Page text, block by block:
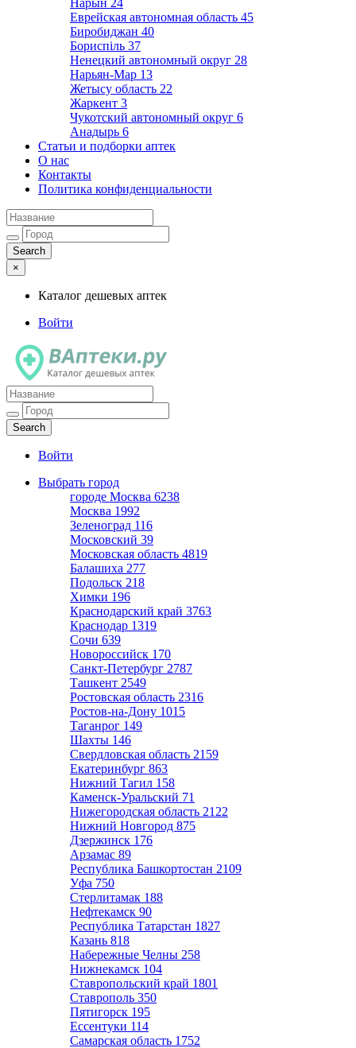
Нарын 24
Еврейская автономная область 45
Биробиджан 40
Бориспіль 37
Ненецкий автономный округ 28
Нарьян-Мар 13
Жетысу область 22
Жаркент 3
Чукотский автономный округ 6
Анадырь 6
Статьи и подборки аптек
О нас
Контакты
Политика конфиденциальности
×
Каталог дешевых аптек
Войти
Каталог дешевых аптек
Войти
Выбрать город
городе Москва 6238
Москва 1992
Зеленоград 116
Московский 39
Московская область 4819
Балашиха 277
Подольск 218
Химки 196
Краснодарский край 3763
Краснодар 1319
Сочи 639
Новороссийск 170
Санкт-Петербург 2787
Ташкент 2549
Ростовская область 2316
Ростов-на-Дону 1015
Таганрог 149
Шахты 146
Свердловская область 2159
Екатеринбург 863
Нижний Тагил 158
Каменск-Уральский 71
Нижегородская область 2122
Нижний Новгород 875
Дзержинск 176
Арзамас 89
Республика Башкортостан 2109
Уфа 750
Стерлитамак 188
Нефтекамск 90
Республика Татарстан 1827
Казань 818
Набережные Челны 258
Нижнекамск 104
Ставропольский край 1801
Ставрополь 350
Пятигорск 195
Ессентуки 114
Самарская область 1752